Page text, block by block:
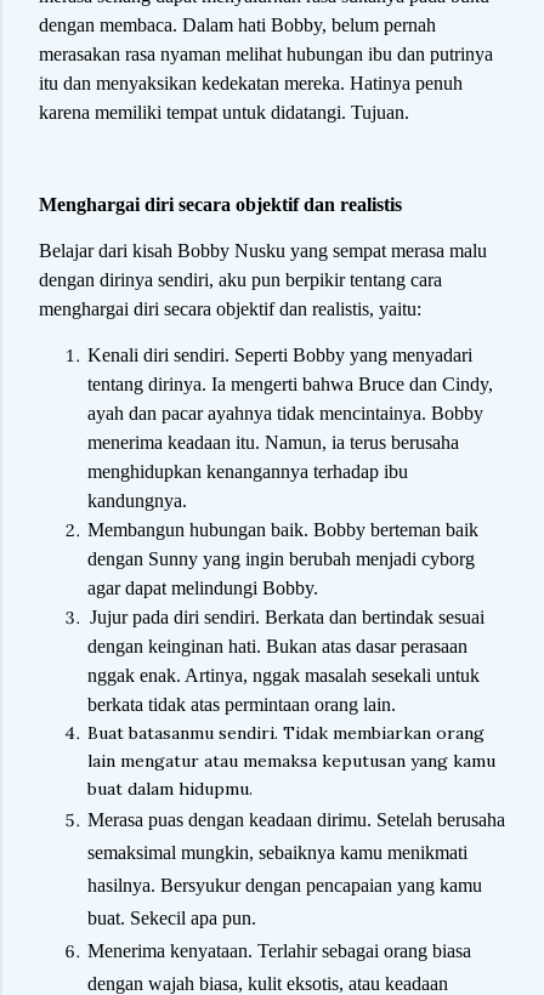
dengan membaca. Dalam hati Bobby, belum pernah
merasakan rasa nyaman melihat hubungan ibu dan putrinya
itu dan menyaksikan kedekatan mereka. Hatinya penuh
karena memiliki tempat untuk didatangi. Tujuan.
Menghargai diri secara objektif dan realistis
Belajar dari kisah Bobby Nusku yang sempat merasa malu
dengan dirinya sendiri, aku pun berpikir tentang cara
menghargai diri secara objektif dan realistis, yaitu:
Kenali diri sendiri. Seperti Bobby yang menyadari
tentang dirinya. Ia mengerti bahwa Bruce dan Cindy,
ayah dan pacar ayahnya tidak mencintainya. Bobby
menerima keadaan itu. Namun, ia terus berusaha
menghidupkan kenangannya terhadap ibu
kandungnya.
Membangun hubungan baik. Bobby berteman baik
dengan Sunny yang ingin berubah menjadi cyborg
agar dapat melindungi Bobby.
Jujur pada diri sendiri. Berkata dan bertindak sesuai
dengan keinginan hati. Bukan atas dasar perasaan
nggak enak. Artinya, nggak masalah sesekali untuk
berkata tidak atas permintaan orang lain.
Buat batasanmu sendiri. Tidak membiarkan orang
lain mengatur atau memaksa keputusan yang kamu
buat dalam hidupmu.
Merasa puas dengan keadaan dirimu. Setelah berusaha
semaksimal mungkin, sebaiknya kamu menikmati
hasilnya. Bersyukur dengan pencapaian yang kamu
buat. Sekecil apa pun.
Menerima kenyataan. Terlahir sebagai orang biasa
dengan wajah biasa, kulit eksotis, atau keadaan